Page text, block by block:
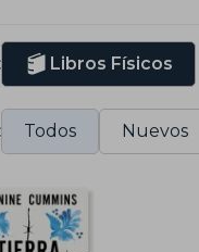
Libros Físicos
Todos Nuevos